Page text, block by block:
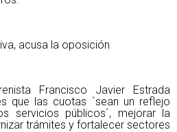
acusa la oposición
Francisco Javier Estrada
que las cuotas `sean un reflejo
servicios públicos´, mejorar la
trámites y fortalecer sectores